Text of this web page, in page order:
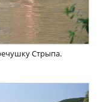
Стрыпа.